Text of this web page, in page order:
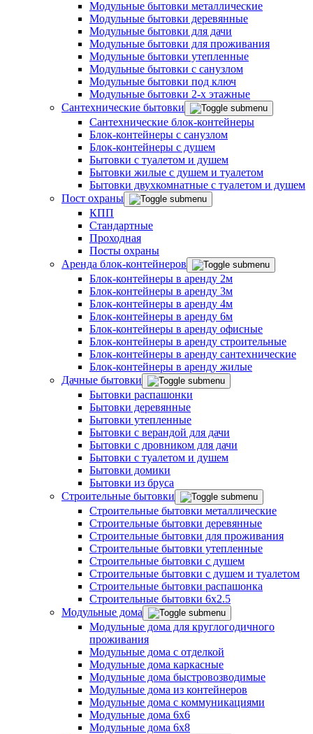
Модульные бытовки металлические
Модульные бытовки деревянные
Модульные бытовки для дачи
Модульные бытовки для проживания
Модульные бытовки утепленные
Модульные бытовки с санузлом
Модульные бытовки под ключ
Модульные бытовки 2-х этажные
Сантехнические бытовки
Сантехнические блок-контейнеры
Блок-контейнеры с санузлом
Блок-контейнеры с душем
Бытовки с туалетом и душем
Бытовки жилые с душем и туалетом
Бытовки двухкомнатные с туалетом и душем
Пост охраны
КПП
Стандартные
Проходная
Посты охраны
Аренда блок-контейнеров
Блок-контейнеры в аренду 2м
Блок-контейнеры в аренду 3м
Блок-контейнеры в аренду 4м
Блок-контейнеры в аренду 6м
Блок-контейнеры в аренду офисные
Блок-контейнеры в аренду строительные
Блок-контейнеры в аренду сантехнические
Блок-контейнеры в аренду жилые
Дачные бытовки
Бытовки распашонки
Бытовки деревянные
Бытовки утепленные
Бытовки с верандой для дачи
Бытовки с дровником для дачи
Бытовки с туалетом и душем
Бытовки домики
Бытовки из бруса
Строительные бытовки
Строительные бытовки металлические
Строительные бытовки деревянные
Строительные бытовки для проживания
Строительные бытовки утепленные
Строительные бытовки с душем
Строительные бытовки с душем и туалетом
Строительные бытовки распашонка
Строительные бытовки 6x2.5
Модульные дома
Модульные дома для круглогодичного
проживания
Модульные дома с отделкой
Модульные дома каркасные
Модульные дома быстровозводимые
Модульные дома из контейнеров
Модульные дома с коммуникациями
Модульные дома 6x6
Модульные дома 6x8